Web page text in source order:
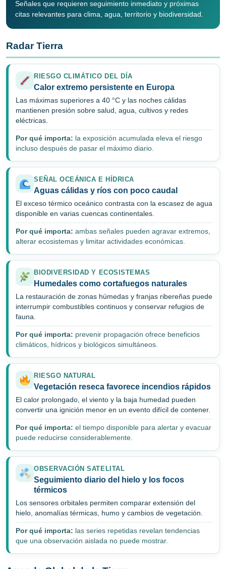
Señales que requieren seguimiento inmediato y próximas
citas relevantes para clima, agua, territorio y biodiversidad.
Radar Tierra
RIESGO CLIMÁTICO DEL DÍA
Calor extremo persistente en Europa
Las máximas superiores a 40 °C y las noches cálidas
mantienen presión sobre salud, agua, cultivos y redes
eléctricas.
Por qué importa: la exposición acumulada eleva el riesgo
incluso después de pasar el máximo diario.
SEÑAL OCEÁNICA E HÍDRICA
Aguas cálidas y ríos con poco caudal
El exceso térmico oceánico contrasta con la escasez de agua
disponible en varias cuencas continentales.
Por qué importa: ambas señales pueden agravar extremos,
alterar ecosistemas y limitar actividades económicas.
BIODIVERSIDAD Y ECOSISTEMAS
Humedales como cortafuegos naturales
La restauración de zonas húmedas y franjas ribereñas puede
interrumpir combustibles continuos y conservar refugios de
fauna.
Por qué importa: prevenir propagación ofrece beneficios
climáticos, hídricos y biológicos simultáneos.
RIESGO NATURAL
Vegetación reseca favorece incendios rápidos
El calor prolongado, el viento y la baja humedad pueden
convertir una ignición menor en un evento difícil de contener.
Por qué importa: el tiempo disponible para alertar y evacuar
puede reducirse considerablemente.
OBSERVACIÓN SATELITAL
Seguimiento diario del hielo y los focos
térmicos
Los sensores orbitales permiten comparar extensión del
hielo, anomalías térmicas, humo y cambios de vegetación.
Por qué importa: las series repetidas revelan tendencias
que una observación aislada no puede mostrar.